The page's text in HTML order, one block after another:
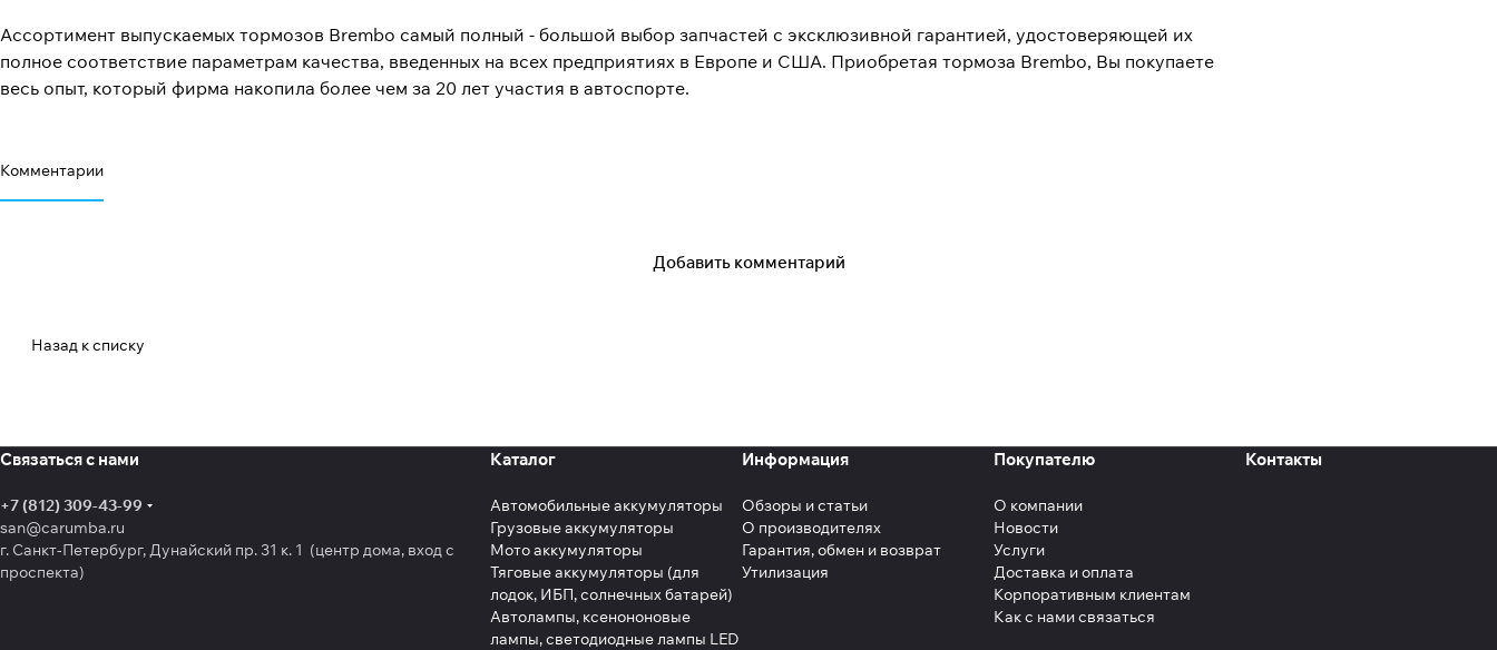
Ассортимент выпускаемых тормозов Brembo самый полный - большой выбор запчастей с эксклюзивной гарантией, удостоверяющей их
полное соответствие параметрам качества, введенных на всех предприятиях в Европе и США. Приобретая тормоза Brembo, Вы покупаете
весь опыт, который фирма накопила более чем за 20 лет участия в автоспорте.
Комментарии
Добавить комментарий
Назад к списку
Связаться с нами
+7 (812) 309-43-99
san@carumba.ru
г. Санкт-Петербург, Дунайский пр. 31 к. 1 (центр дома, вход с
проспекта)
Каталог
Автомобильные аккумуляторы
Грузовые аккумуляторы
Мото аккумуляторы
Тяговые аккумуляторы (для
лодок, ИБП, солнечных батарей)
Автолампы, ксенононовые
лампы, светодиодные лампы LED
Информация
Обзоры и статьи
О производителях
Гарантия, обмен и возврат
Утилизация
Покупателю
О компании
Новости
Услуги
Доставка и оплата
Корпоративным клиентам
Как с нами связаться
Контакты